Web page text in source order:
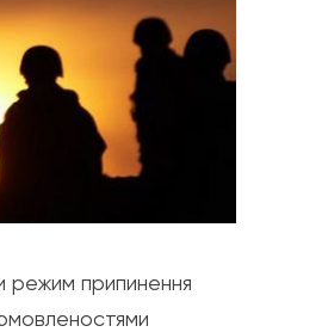
режим припинення